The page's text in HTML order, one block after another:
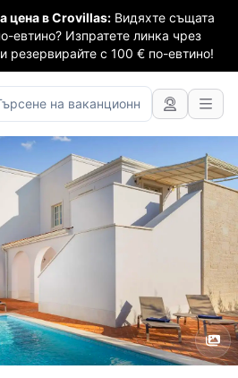
цена в Crovillas: Видяхте същата
евтино? Изпратете линка чрез
резервирайте с 100 € по-евтино!